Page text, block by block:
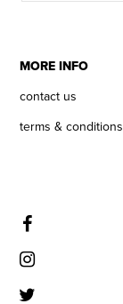
MORE INFO
contact us
terms & conditions